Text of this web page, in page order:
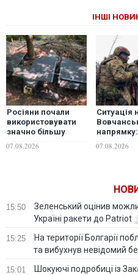
ІНШІ
Росіяни почали
використовувати
значно більшу
"Гербера", - "Флеш"
07.08.2026
Ситуація
змінили
07.08.2026
15:50
Зеленський оцінив
Україні ракети до Patriot
15:25
На території Болгарії
та вибухнув невідомий
15:01
Шокуючі подробиці із